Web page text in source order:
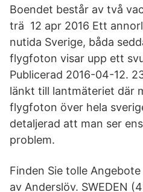
Boendet består av två
trä 12 apr 2016 Ett
nutida Sverige, båda
flygfoton visar upp ett
Publicerad 2016-04-12.
länkt till lantmäteriet där
flygfoton över hela
detaljerad att man ser
problem.
Finden Sie tolle
av Anderslöv. SWEDEN